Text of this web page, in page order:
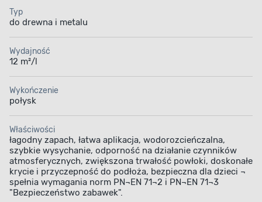
Typ
do drewna i metalu
Wydajność
12 m²/l
Wykończenie
połysk
Właściwości
łagodny zapach, łatwa aplikacja, wodorozcieńczalna,
szybkie wysychanie, odporność na działanie czynników
atmosferycznych, zwiększona trwałość powłoki, doskonałe
krycie i przyczepność do podłoża, bezpieczna dla dzieci ¬
spełnia wymagania norm PN¬EN 71¬2 i PN¬EN 71¬3
"Bezpieczeństwo zabawek".